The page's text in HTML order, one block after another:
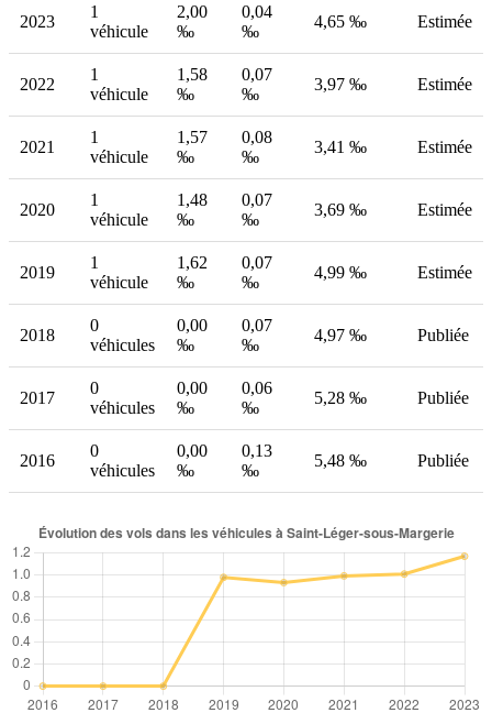
2023
1
véhicule
2,00
‰
0,04
‰
4,65 ‰ Estimée
2022
1
véhicule
1,58
‰
0,07
‰
3,97 ‰ Estimée
2021
1
véhicule
1,57
‰
0,08
‰
3,41 ‰ Estimée
2020
1
véhicule
1,48
‰
0,07
‰
3,69 ‰ Estimée
2019
1
véhicule
1,62
‰
0,07
‰
4,99 ‰ Estimée
2018
0
véhicules
0,00
‰
0,07
‰
4,97 ‰ Publiée
2017
0
véhicules
0,00
‰
0,06
‰
5,28 ‰ Publiée
2016
0
véhicules
0,00
‰
0,13
‰
5,48 ‰ Publiée